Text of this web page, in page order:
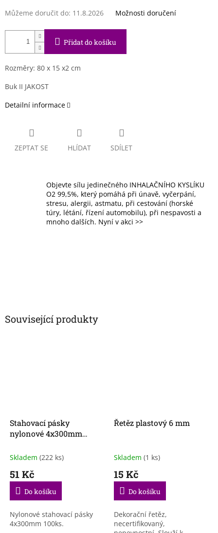
Můžeme doručit do: 11.8.2026 Možnosti doručení
Přidat do košíku
Rozměry: 80 x 15 x2 cm
Buk II JAKOST
Detailní informace
ZEPTAT SE HLÍDAT SDÍLET
Objevte sílu jedinečného INHALAČNÍHO KYSLÍKU
O2 99,5%, který pomáhá při únavě, vyčerpání,
stresu, alergii, astmatu, při cestování (horské
túry, létání, řízení automobilu), při nespavosti a
mnoho dalších. Nyní v akci >>
Související produkty
Stahovací pásky
nylonové 4x300mm
Skladem (222 ks)
51 Kč
Do košíku
Nylonové stahovací pásky
4x300mm 100ks.
Řetěz plastový 6 mm
Skladem (1 ks)
15 Kč
Do košíku
Dekorační řetěz,
necertifikovaný,